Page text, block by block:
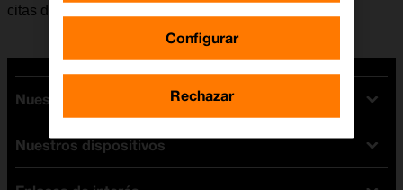
citas del calendario.
Nuestras tarifas
Tarifas Orange
Tarifas fibra y móvil
Nuestros dispositivos
Configurar
Rechazar